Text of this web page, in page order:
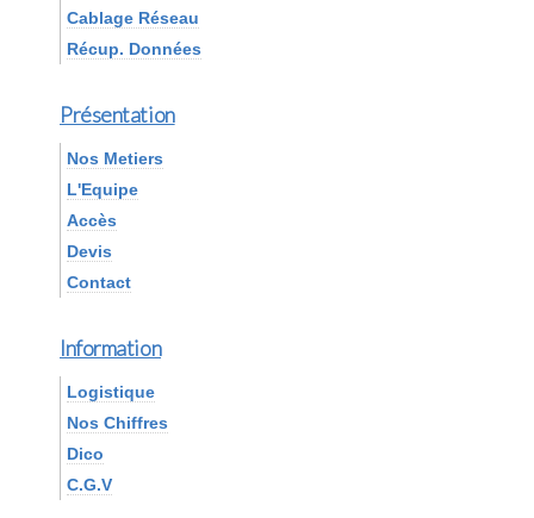
Cablage Réseau
Récup. Données
Présentation
Nos Metiers
L'Equipe
Accès
Devis
Contact
Information
Logistique
Nos Chiffres
Dico
C.G.V